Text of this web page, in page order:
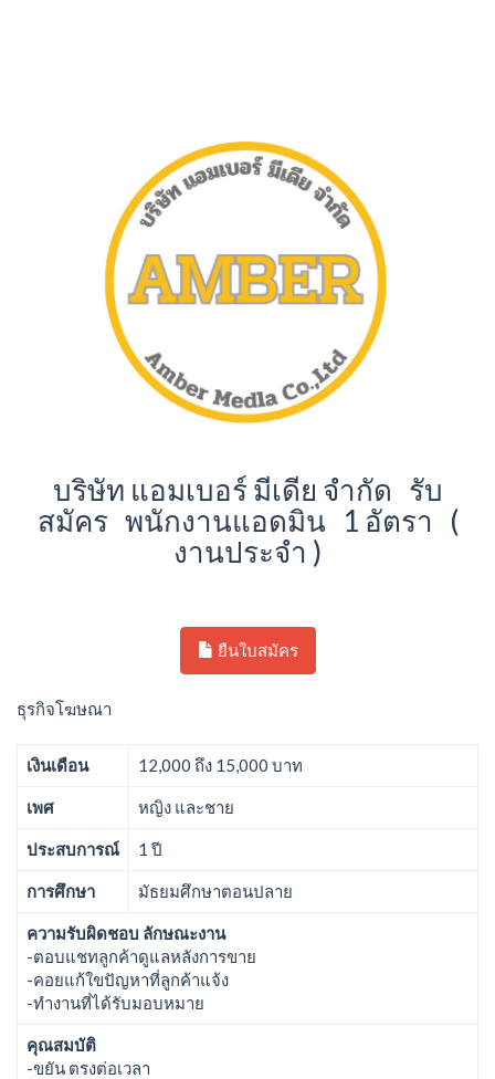
บริษัท แอมเบอร์ มีเดีย จำกัด รับ
สมัคร พนักงานแอดมิน 1 อัตรา (
งานประจำ )
ยืนใบสมัคร
ธุรกิจโฆษณา
เงินเดือน 12,000 ถึง 15,000 บาท
เพศ หญิง และชาย
ประสบการณ์ 1 ปี
การศึกษา มัธยมศึกษาตอนปลาย
ความรับผิดชอบ ลักษณะงาน
-ตอบแชทลูกค้าดูแลหลังการขาย
-คอยแก้ใขปัญหาที่ลูกค้าแจ้ง
-ทำงานที่ได้รับมอบหมาย
คุณสมบัติ
-ขยัน ตรงต่อเวลา